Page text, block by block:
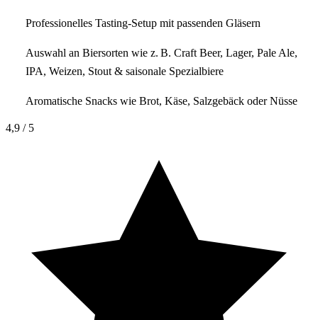
Professionelles Tasting-Setup mit passenden Gläsern
Auswahl an Biersorten wie z. B. Craft Beer, Lager, Pale Ale,
IPA, Weizen, Stout & saisonale Spezialbiere
Aromatische Snacks wie Brot, Käse, Salzgebäck oder Nüsse
4,9 / 5